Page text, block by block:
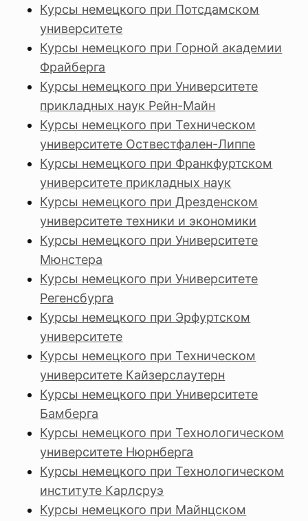
Курсы немецкого при Потсдамском
университете
Курсы немецкого при Горной академии
Фрайберга
Курсы немецкого при Университете
прикладных наук Рейн-Майн
Курсы немецкого при Техническом
университете Оствестфален-Липпе
Курсы немецкого при Франкфуртском
университете прикладных наук
Курсы немецкого при Дрезденском
университете техники и экономики
Курсы немецкого при Университете
Мюнстера
Курсы немецкого при Университете
Регенсбурга
Курсы немецкого при Эрфуртском
университете
Курсы немецкого при Техническом
университете Кайзерслаутерн
Курсы немецкого при Университете
Бамберга
Курсы немецкого при Технологическом
университете Нюрнберга
Курсы немецкого при Технологическом
институте Карлсруэ
Курсы немецкого при Майнцском